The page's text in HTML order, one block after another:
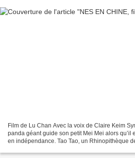
Film de Lu Chan Avec la voix de Claire Keim
panda géant guide son petit Mei Mei alors qu’il
en indépendance. Tao Tao, un Rhinopithèque